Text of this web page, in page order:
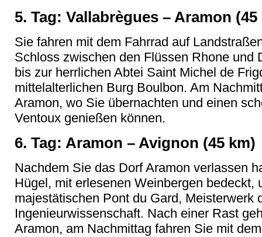
5. Tag: Vallabrègues – Aramon (45
Sie fahren mit dem Fahrrad auf
Schloss zwischen den Flüssen Rhone und
bis zur herrlichen Abtei Saint Michel de
mittelalterlichen Burg Boulbon. Am
Aramon, wo Sie übernachten und einen
Ventoux genießen können.
6. Tag: Aramon – Avignon (45 km)
Nachdem Sie das Dorf Aramon verlassen
Hügel, mit erlesenen Weinbergen bedeckt,
majestätischen Pont du Gard, Meisterwerk
Ingenieurwissenschaft. Nach einer Rast
Aramon, am Nachmittag fahren Sie mit